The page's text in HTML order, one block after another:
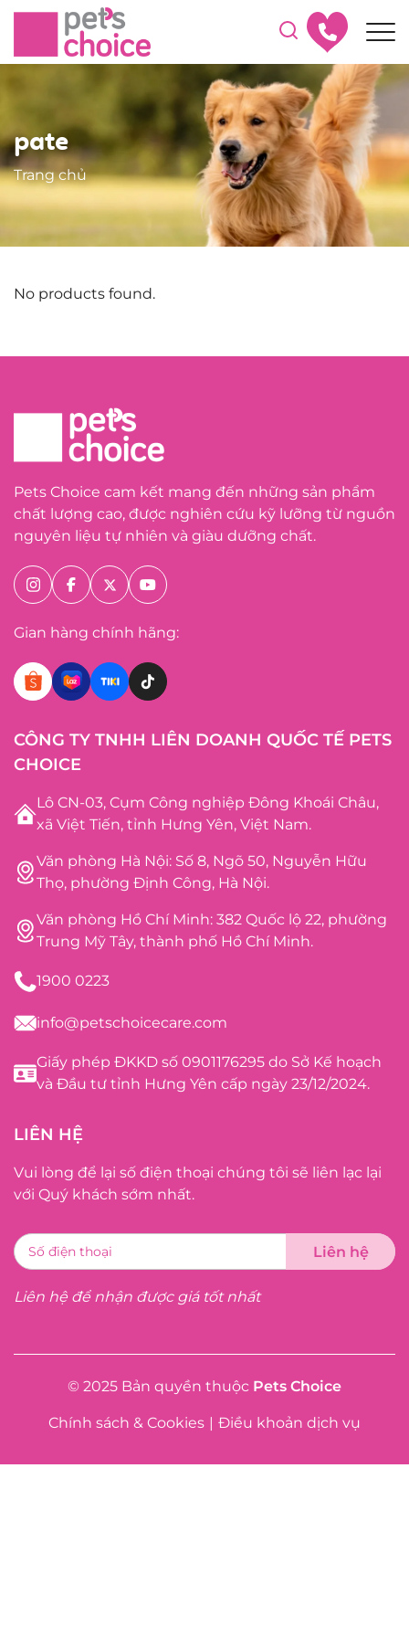
pate
Trang chủ
No products found.
Pets Choice cam kết mang đến những sản phẩm
chất lượng cao, được nghiên cứu kỹ lưỡng từ nguồn
nguyên liệu tự nhiên và giàu dưỡng chất.
Gian hàng chính hãng:
CÔNG TY TNHH LIÊN DOANH QUỐC TẾ PETS
CHOICE
Lô CN-03, Cụm Công nghiệp Đông Khoái Châu,
xã Việt Tiến, tỉnh Hưng Yên, Việt Nam.
Văn phòng Hà Nội: Số 8, Ngõ 50, Nguyễn Hữu
Thọ, phường Định Công, Hà Nội.
Văn phòng Hồ Chí Minh: 382 Quốc lộ 22, phường
Trung Mỹ Tây, thành phố Hồ Chí Minh.
1900 0223
info@petschoicecare.com
Giấy phép ĐKKD số 0901176295 do Sở Kế hoạch
và Đầu tư tỉnh Hưng Yên cấp ngày 23/12/2024.
LIÊN HỆ
Vui lòng để lại số điện thoại chúng tôi sẽ liên lạc lại
với Quý khách sớm nhất.
Liên hệ để nhận được giá tốt nhất
© 2025 Bản quyền thuộc Pets Choice
Chính sách & Cookies | Điều khoản dịch vụ